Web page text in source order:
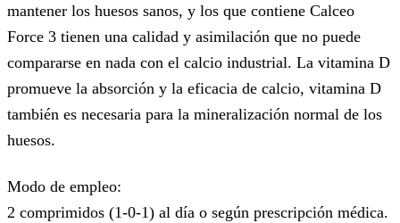
mantener los huesos sanos, y los que contiene Calceo
Force 3 tienen una calidad y asimilación que no puede
compararse en nada con el calcio industrial. La vitamina D
promueve la absorción y la eficacia de calcio, vitamina D
también es necesaria para la mineralización normal de los
huesos.
Modo de empleo:
2 comprimidos (1-0-1) al día o según prescripción médica.